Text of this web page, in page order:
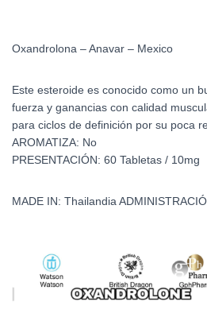
Oxandrolona – Anavar – Mexico
Este esteroide es conocido como un
fuerza y ganancias con calidad
para ciclos de definición por su poca
AROMATIZA: No
PRESENTACIÓN: 60 Tabletas / 10mg
MADE IN: Thailandia